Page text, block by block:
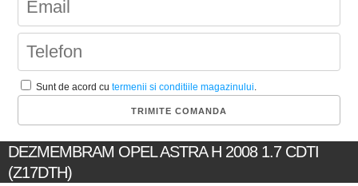
Sunt de acord cutermenii si conditiile magazinului.
DEZMEMBRAM OPEL ASTRA H 2008 1.7 CDTI
(Z17DTH)